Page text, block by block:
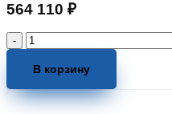
564 110 ₽
Количество
товара
Подъемник
передвижной
самоходный
В корзину